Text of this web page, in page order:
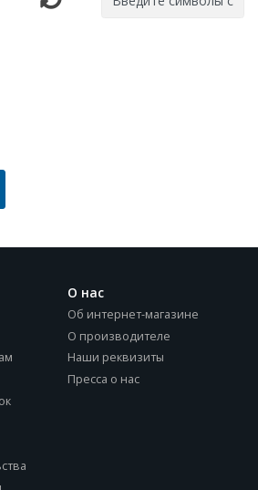
О нас
Об интернет-магазине
О производителе
Наши реквизиты
Пресса о нас